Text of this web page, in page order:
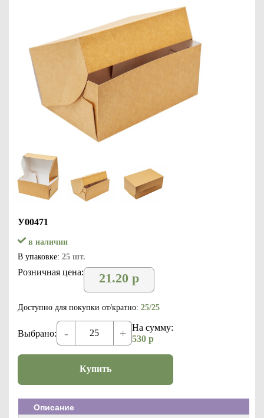
У00471
в наличии
В упаковке: 25 шт.
Розничная цена: 21.20 р
Доступно для покупки от/кратно: 25/25
Выбрано: - +
На сумму:
530 р
Купить
Описание